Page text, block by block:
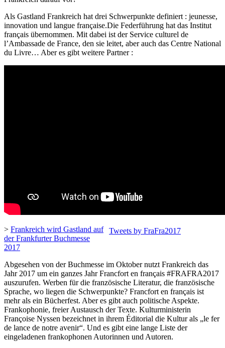
Als Gastland Frankreich hat drei Schwerpunkte definiert : jeunesse,
innovation und langue française.Die Federführung hat das Institut
français übernommen. Mit dabei ist der Service culturel de
l’Ambassade de France, den sie leitet, aber auch das Centre National
du Livre… Aber es gibt weitere Partner :
Tweets by FraFra2017
> Frankreich wird Gastland auf
der Frankfurter Buchmesse
2017
Abgesehen von der Buchmesse im Oktober nutzt Frankreich das
Jahr 2017 um ein ganzes Jahr Francfort en français #FRAFRA2017
auszurufen. Werben für die französische Literatur, die französische
Sprache, wo liegen die Schwerpunkte? Francfort en français ist
mehr als ein Bücherfest. Aber es gibt auch politische Aspekte.
Frankophonie, freier Austausch der Texte. Kulturministerin
Françoise Nyssen bezeichnet in ihrem Éditorial die Kultur als „le fer
de lance de notre avenir“. Und es gibt eine lange Liste der
eingeladenen frankophonen Autorinnen und Autoren.